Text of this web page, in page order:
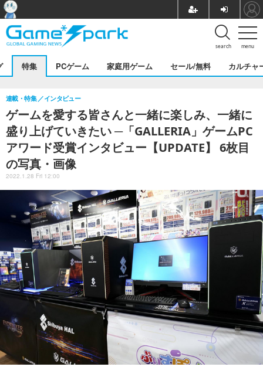
menu
search
特集 PCゲーム 家庭用ゲーム セール/無料 カルチャ
ゲームを愛する皆さんと一緒に楽しみ、一緒に
盛り上げていきたい ─「GALLERIA」ゲームPC
アワード受賞インタビュー【UPDATE】 6枚目
の写真・画像
連載・特集 インタビュー
2022.1.28 Fri 12:00